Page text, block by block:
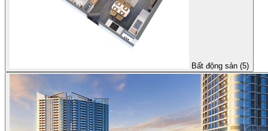
Bất động sản (5)